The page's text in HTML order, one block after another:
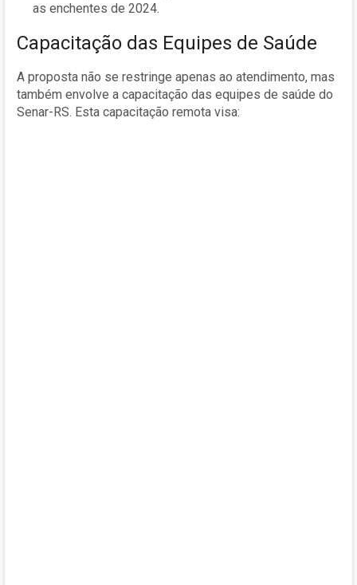
as enchentes de 2024.
Capacitação das Equipes de Saúde
A proposta não se restringe apenas ao atendimento, mas
também envolve a capacitação das equipes de saúde do
Senar-RS. Esta capacitação remota visa: